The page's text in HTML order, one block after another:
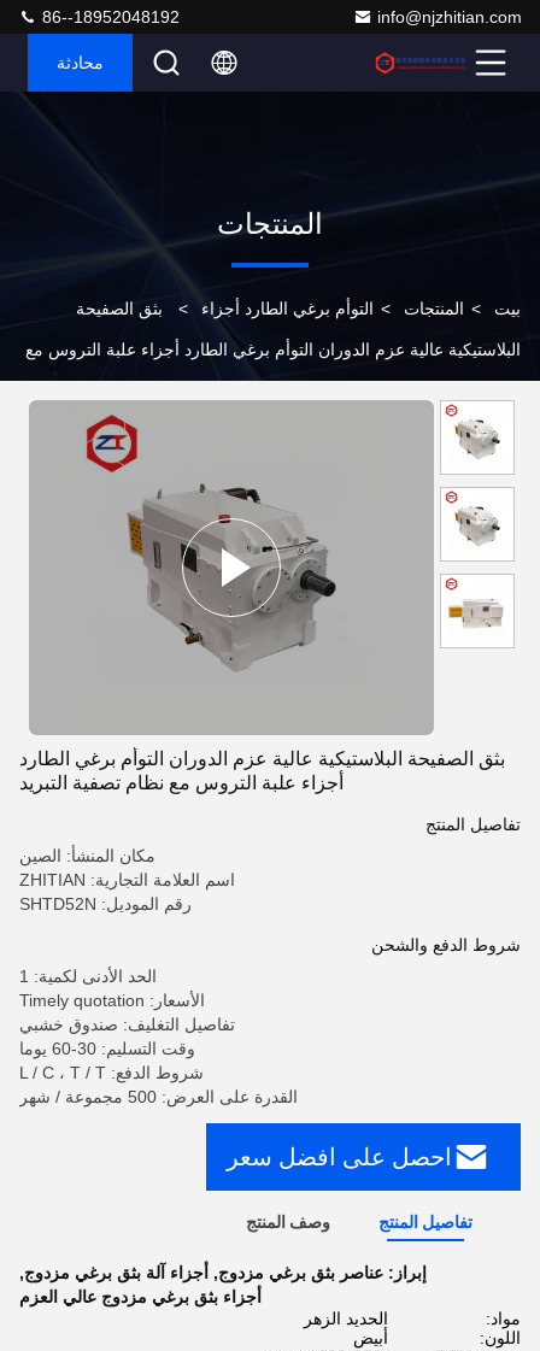
info@njzhitian.com
86--18952048192
محادثة
المنتجات
بيت > المنتجات > التوأم برغي الطارد أجزاء > بثق الصفيحة
البلاستيكية عالية عزم الدوران التوأم برغي الطارد أجزاء علبة التروس مع
بثق الصفيحة البلاستيكية عالية عزم الدوران التوأم برغي الطارد
أجزاء علبة التروس مع نظام تصفية التبريد
تفاصيل المنتج
مكان المنشأ: الصين
اسم العلامة التجارية: ZHITIAN
رقم الموديل: SHTD52N
شروط الدفع والشحن
الحد الأدنى لكمية: 1
الأسعار: Timely quotation
تفاصيل التغليف: صندوق خشبي
وقت التسليم: 30-60 يوما
شروط الدفع: L / C ، T / T
القدرة على العرض: 500 مجموعة / شهر
احصل على افضل سعر
تفاصيل المنتج وصف المنتج
إبراز: عناصر بثق برغي مزدوج, أجزاء آلة بثق برغي مزدوج,
أجزاء بثق برغي مزدوج عالي العزم
مواد:
الحديد الزهر
اللون:
أبيض